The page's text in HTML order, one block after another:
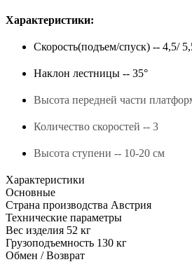
Характеристики:
Скорость(подъем/спуск) -- 4,5/
Наклон лестницы -- 35°
Высота передней части
Количество скоростей -- 3
Высота ступени -- 10-20 см
Характеристики
Основные
Страна производства Австрия
Технические параметры
Вес изделия 52 кг
Грузоподъемность 130 кг
Обмен / Возврат